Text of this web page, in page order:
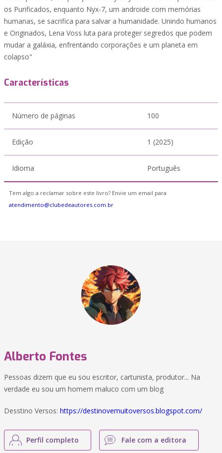
os Purificados, enquanto Nyx-7, um androide com memórias
humanas, se sacrifica para salvar a humanidade. Unindo humanos
e Originados, Lena Voss luta para proteger segredos que podem
mudar a galáxia, enfrentando corporações e um planeta em
colapso"
Características
Número de páginas 100
Edição 1 (2025)
Idioma Português
Tem algo a reclamar sobre este livro? Envie um email para
atendimento@clubedeautores.com.br
Alberto Fontes
Pessoas dizem que eu sou escritor, cartunista, produtor... Na
verdade eu sou um homem maluco com um blog
Desstino Versos: https://destinovemuitoversos.blogspot.com/
Perfil completo Fale com a editora